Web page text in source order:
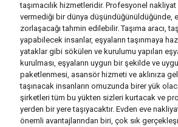
taşımacılık hizmetleridir. Profesyonel
vermediği bir dünya düşündüğünüldüğünde,
zorlaşacağı tahmin edilebilir. Taşıma aracı,
yapabilecek insanlar, eşyaların taşınmaya
yataklar gibi sökülen ve kurulumu yapılan
kurulması, eşyaların uygun bir şekilde ve
paketlenmesi, asansör hizmeti ve aklınıza
taşınacak insanların omuzunda birer yük
şirketleri tüm bu yükten sizleri kurtacak ve
yerden bir yere taşıyacaktır. Evden eve
önemli avantajlarından biri, çok sık